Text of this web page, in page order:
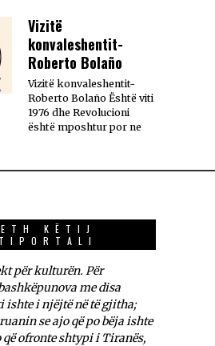
Vizitë
konvaleshentit-
Roberto Bolaño
Vizitë konvaleshentit-
Roberto Bolaño Është viti
1976 dhe Revolucioni
është mposhtur por ne
KËTIJ
për kulturën. Për
me disa
ishte i njëjtë në të gjitha;
se ajo që po bëja ishte
që ofronte shtypi i Tiranës,